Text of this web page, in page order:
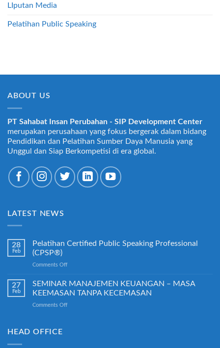
LIputan Media
Pelatihan Public Speaking
ABOUT US
PT Sahabat Insan Perubahan - SIP Development Center
merupakan perusahaan yang fokus bergerak dalam bidang
Pendidikan dan Pelatihan Sumber Daya Manusia yang
Unggul dan Siap Berkompetisi di era global.
LATEST NEWS
28
Feb
Pelatihan Certified Public Speaking Professional
(CPSP®)
Comments Offon
Certified
Public
Professional
27
Feb
SEMINAR MANAJEMEN KEUANGAN – MASA
KEEMASAN TANPA KECEMASAN
Comments Offon
HEAD OFFICE